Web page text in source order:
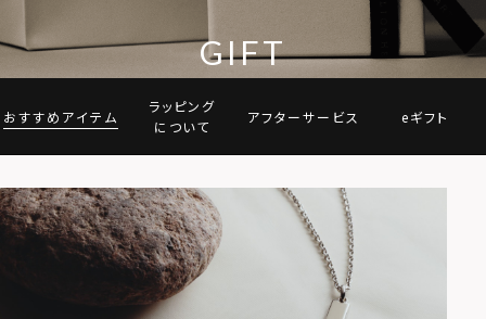
GIFT
おすすめ アイテム
ラッピング
に ついて
アフターサービス eギフト